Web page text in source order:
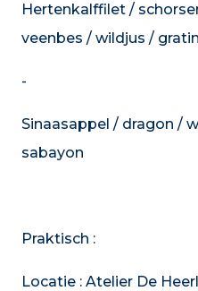
Hertenkalffilet /
veenbes / wildjus /
-
Sinaasappel / dragon /
sabayon
Praktisch :
Locatie : Atelier De